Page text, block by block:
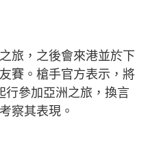
旅，之後會來港並於下
賽。槍手官方表示，將
行參加亞洲之旅，換言
察其表現。